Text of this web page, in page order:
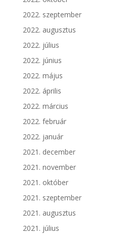
2022. szeptember
2022. augusztus
2022. július
2022. június
2022. május
2022. április
2022. március
2022. február
2022. január
2021. december
2021. november
2021. október
2021. szeptember
2021. augusztus
2021. július